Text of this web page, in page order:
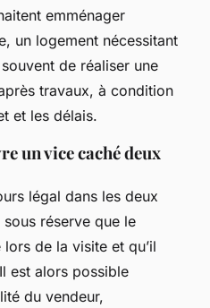
emménager
un logement nécessitant
de réaliser une
travaux, à condition
et les délais.
un vice caché deux
légal dans les deux
réserve que le
de la visite et qu’il
est alors possible
du vendeur,